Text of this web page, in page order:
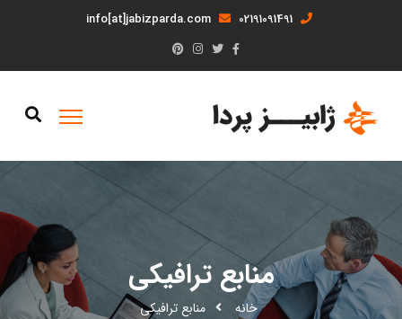
02191091491
info[at]jabizparda.com
منابع ترافیکی
خانه منابع ترافیکی